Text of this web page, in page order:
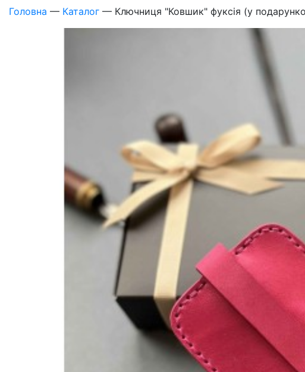
Головна — Каталог — Ключниця "Ковшик" фуксія (у